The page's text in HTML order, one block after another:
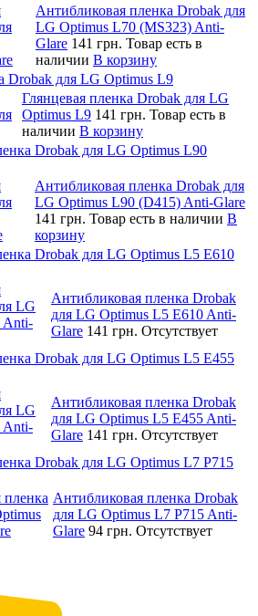
Антибликовая пленка Drobak для
LG Optimus L70 (MS323) Anti-
Glare 141 грн. Товар есть в
наличии В корзину
Drobak для LG Optimus L9
Глянцевая пленка Drobak для LG
Optimus L9 141 грн. Товар есть в
наличии В корзину
Drobak для LG Optimus L90
Антибликовая пленка Drobak для
LG Optimus L90 (D415) Anti-Glare
141 грн. Товар есть в наличии В
корзину
Drobak для LG Optimus L5 E610
Антибликовая пленка Drobak
для LG Optimus L5 E610 Anti-
Glare 141 грн. Отсутствует
Drobak для LG Optimus L5 E455
Антибликовая пленка Drobak
для LG Optimus L5 E455 Anti-
Glare 141 грн. Отсутствует
Drobak для LG Optimus L7 P715
Антибликовая пленка Drobak
для LG Optimus L7 P715 Anti-
Glare 94 грн. Отсутствует